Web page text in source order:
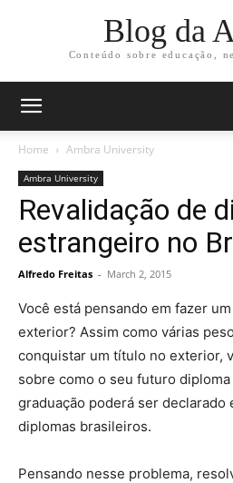
Blog da
Conteúdo sobre educação,
Home Ambra University
Ambra University
Revalidação de
estrangeiro no
Alfredo Freitas - March 2, 2015
Você está pensando em fazer
exterior? Assim como várias
conquistar um título no exterior,
sobre como o seu futuro
graduação poderá ser declarado
diplomas brasileiros.
Pensando nesse problema,